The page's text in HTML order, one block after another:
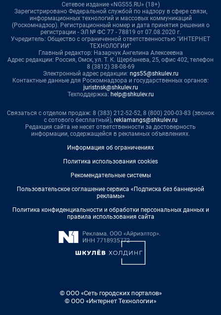
Сетевое издание «NGS55.RU» (18+)
Зарегистрировано Федеральной службой по надзору в сфере связи,
информационных технологий и массовых коммуникаций
(Роскомнадзор). Регистрационный номер и дата принятия решения о
регистрации - ЭЛ № ФС 77 - 78819 от 07.08.2020 г.
Учредитель: Общество с ограниченной ответственностью "ИНТЕРНЕТ
ТЕХНОЛОГИИ"
Главный редактор: Назарчук Ангелина Алексеевна
Адрес редакции: Россия, Омск, ул. Т. К. Щербанева, 25, офис 402, телефон
8 (3812) 38-08-69
Электронный адрес редакции: ngs55@shkulev.ru
Контактные данные для Роскомнадзора и государственных органов:
juristnsk@shkulev.ru
Техподдержка: help@shkulev.ru
Связаться с отделом продаж: 8 (383) 212-52-52, 8 (800) 200-03-83 (звонок
с сотового бесплатный), reklamangs@shkulev.ru
Редакция сайта не несет ответственности за достоверность
информации, содержащейся в рекламных объявлениях.
Информация об ограничениях
Политика использования cookies
Рекомендательные системы
Пользовательское соглашение сервиса «Подписка без баннерной
рекламы»
Политика конфиденциальности и обработки персональных данных и
правила использования сайта
© ООО «Сеть городских порталов»
© ООО «Интернет Технологии»